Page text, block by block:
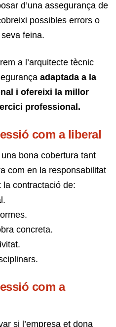
d’una assegurança de
possibles errors o
feina.
a l’arquitecte tècnic
adaptada a la
i ofereixi la millor
professional.
com a liberal
bona cobertura tant
com en la responsabilitat
contractació de:
concreta.
com a
si l’empresa et dona